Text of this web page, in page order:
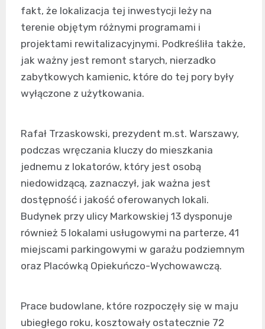
fakt, że lokalizacja tej inwestycji leży na
terenie objętym różnymi programami i
projektami rewitalizacyjnymi. Podkreśliła także,
jak ważny jest remont starych, nierzadko
zabytkowych kamienic, które do tej pory były
wyłączone z użytkowania.
Rafał Trzaskowski, prezydent m.st. Warszawy,
podczas wręczania kluczy do mieszkania
jednemu z lokatorów, który jest osobą
niedowidzącą, zaznaczył, jak ważna jest
dostępność i jakość oferowanych lokali.
Budynek przy ulicy Markowskiej 13 dysponuje
również 5 lokalami usługowymi na parterze, 41
miejscami parkingowymi w garażu podziemnym
oraz Placówką Opiekuńczo-Wychowawczą.
Prace budowlane, które rozpoczęły się w maju
ubiegłego roku, kosztowały ostatecznie 72